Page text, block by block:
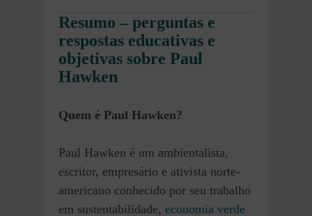
Resumo – perguntas e
respostas educativas e
objetivas sobre Paul
Hawken
Quem é Paul Hawken?
Paul Hawken é um ambientalista,
escritor, empresário e ativista norte-
americano conhecido por seu trabalho
em sustentabilidade, economia verde